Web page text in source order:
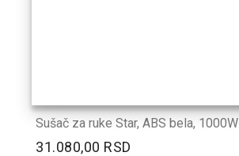
Sušač za ruke Star, ABS bela, 1000W
31.080,00 RSD